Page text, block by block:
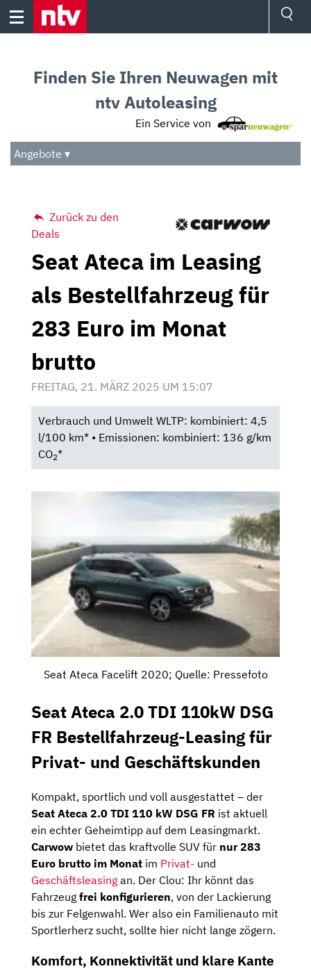
Skip
Audio
Das Beste
Finden Sie Ihren Neuwagen mit
ntv Autoleasing
Ein Service von
Angebote ▾
Zurück zu den
Deals
Seat Ateca im Leasing
als Bestellfahrzeug für
283 Euro im Monat
brutto
FREITAG, 21. MÄRZ 2025 UM 15:07
Verbrauch und Umwelt WLTP: kombiniert: 4,5
l/100 km* • Emissionen: kombiniert: 136 g/km
CO2*
Seat Ateca Facelift 2020; Quelle: Pressefoto
Seat Ateca 2.0 TDI 110kW DSG
FR Bestellfahrzeug-Leasing für
Privat- und Geschäftskunden
Kompakt, sportlich und voll ausgestattet – der
Seat Ateca 2.0 TDI 110 kW DSG FR ist aktuell
ein echter Geheimtipp auf dem Leasingmarkt.
Carwow bietet das kraftvolle SUV für nur 283
Euro brutto im Monat im Privat- und
Geschäftsleasing an. Der Clou: Ihr könnt das
Fahrzeug frei konfigurieren, von der Lackierung
bis zur Felgenwahl. Wer also ein Familienauto mit
Sportlerherz sucht, sollte hier nicht lange zögern.
Komfort, Konnektivität und klare Kante